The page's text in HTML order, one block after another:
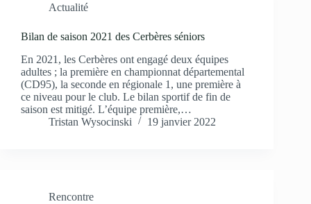
Actualité
Bilan de saison 2021 des Cerbères séniors
En 2021, les Cerbères ont engagé deux équipes
adultes ; la première en championnat départemental
(CD95), la seconde en régionale 1, une première à
ce niveau pour le club. Le bilan sportif de fin de
saison est mitigé. L’équipe première,…
Tristan Wysocinski
19 janvier 2022
Rencontre